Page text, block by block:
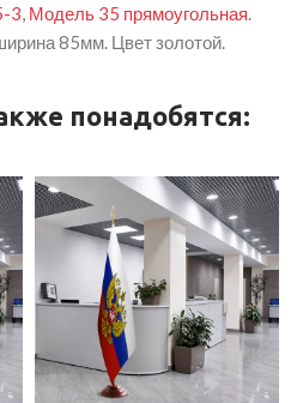
3 Модель 35 прямоугольная
85мм. Цвет золотой.
понадобятся: